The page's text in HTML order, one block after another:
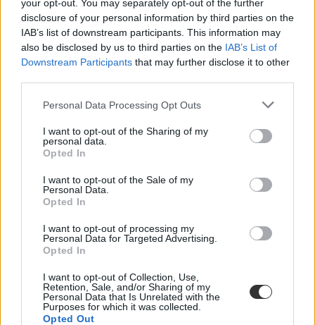
your opt-out. You may separately opt-out of the further
disclosure of your personal information by third parties on the
IAB’s list of downstream participants. This information may
also be disclosed by us to third parties on the IAB’s List of
Downstream Participants that may further disclose it to other
Personal Data Processing Opt Outs
I want to opt-out of the Sharing of my
personal data.
Opted In
I want to opt-out of the Sale of my
Personal Data.
Opted In
I want to opt-out of processing my
Personal Data for Targeted Advertising.
Opted In
I want to opt-out of Collection, Use,
Retention, Sale, and/or Sharing of my
Personal Data that Is Unrelated with the
Purposes for which it was collected.
Opted Out
gimnázium